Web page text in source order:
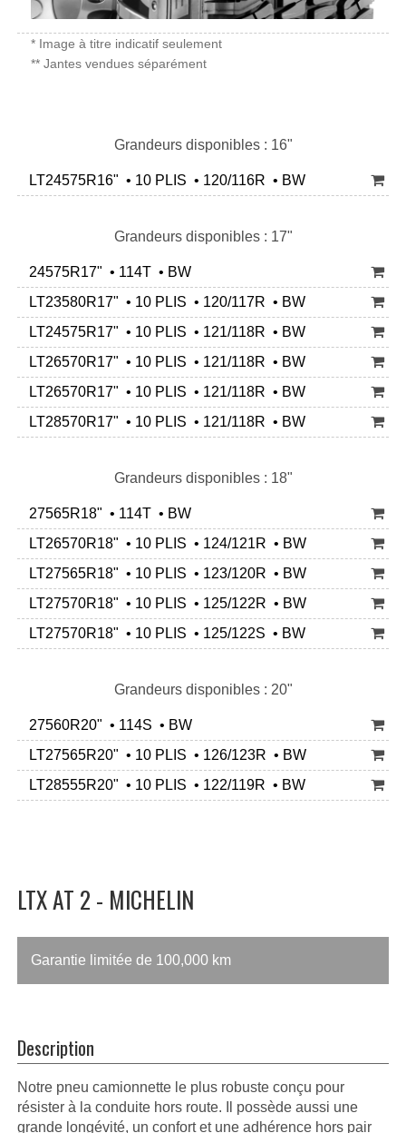
* Image à titre indicatif seulement
** Jantes vendues séparément
Grandeurs disponibles : 16"
LT24575R16" • 10 PLIS • 120/116R • BW
Grandeurs disponibles : 17"
24575R17" • 114T • BW
LT23580R17" • 10 PLIS • 120/117R • BW
LT24575R17" • 10 PLIS • 121/118R • BW
LT26570R17" • 10 PLIS • 121/118R • BW
LT26570R17" • 10 PLIS • 121/118R • BW
LT28570R17" • 10 PLIS • 121/118R • BW
Grandeurs disponibles : 18"
27565R18" • 114T • BW
LT26570R18" • 10 PLIS • 124/121R • BW
LT27565R18" • 10 PLIS • 123/120R • BW
LT27570R18" • 10 PLIS • 125/122R • BW
LT27570R18" • 10 PLIS • 125/122S • BW
Grandeurs disponibles : 20"
27560R20" • 114S • BW
LT27565R20" • 10 PLIS • 126/123R • BW
LT28555R20" • 10 PLIS • 122/119R • BW
LTX AT 2 - MICHELIN
Garantie limitée de 100,000 km
Description
Notre pneu camionnette le plus robuste conçu pour
résister à la conduite hors route. Il possède aussi une
grande longévité, un confort et une adhérence hors pair